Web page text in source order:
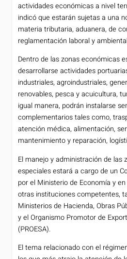
actividades económicas a nivel
indicó que estarán sujetas a una
materia tributaria, aduanera, de
reglamentación laboral y
Dentro de las zonas económicas
desarrollarse actividades
industriales, agroindustriales,
renovables, pesca y acuicultura,
igual manera, podrán instalarse
complementarios tales como,
atención médica, alimentación,
mantenimiento y reparación,
El manejo y administración de las
especiales estará a cargo de un
por el Ministerio de Economía y
otras instituciones competentes,
Ministerios de Hacienda, Obras
y el Organismo Promotor de
(PROESA).
El tema relacionado con el